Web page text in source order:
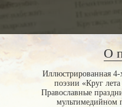
О
Иллюстрированная 4-
поэзии «Круг
Православные
мультимедийном